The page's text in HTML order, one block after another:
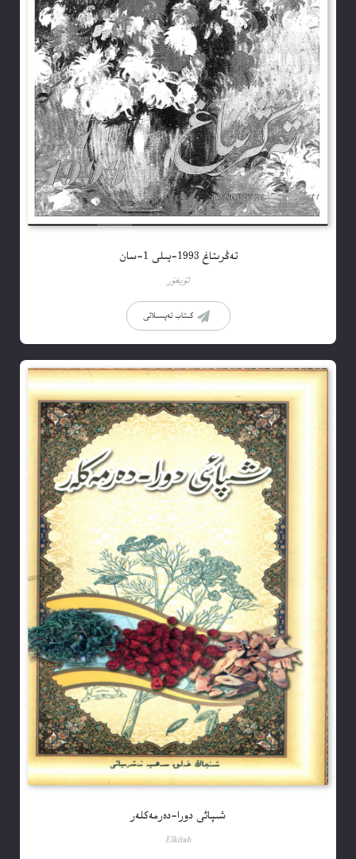
تەڭرىتاغ 1993-يىلى 1-سان
ئۇيغۇر
كىتاب تەپسىلاتى
شىپائى دورا-دەرمەكلەر
Elkitab